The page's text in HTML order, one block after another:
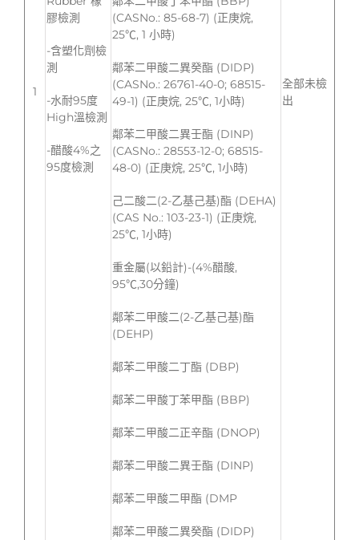
1
膠檢測
-含塑化劑檢
測
-水耐95度
High溫檢測
-醋酸4%之
95度檢測
(CASNo.: 85-68-7) (正庚烷,
25℃, 1 小時)
鄰苯二甲酸二異癸酯 (DIDP)
(CASNo.: 26761-40-0; 68515-
49-1) (正庚烷, 25℃, 1小時)
鄰苯二甲酸二異壬酯 (DINP)
(CASNo.: 28553-12-0; 68515-
48-0) (正庚烷, 25℃, 1小時)
己二酸二(2-乙基己基)酯 (DEHA)
(CAS No.: 103-23-1) (正庚烷,
25℃, 1小時)
重金屬(以鉛計)-(4%醋酸,
95℃,30分鐘)
鄰苯二甲酸二(2-乙基己基)酯
(DEHP)
鄰苯二甲酸二丁酯 (DBP)
鄰苯二甲酸丁苯甲酯 (BBP)
鄰苯二甲酸二正辛酯 (DNOP)
鄰苯二甲酸二異壬酯 (DINP)
鄰苯二甲酸二甲酯 (DMP
鄰苯二甲酸二異癸酯 (DIDP)
全部未檢
出